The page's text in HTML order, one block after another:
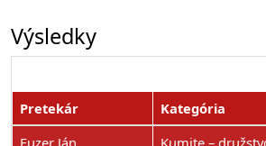
Výsledky
Pretekár Kategória
Fuzer Ján
Kumite –